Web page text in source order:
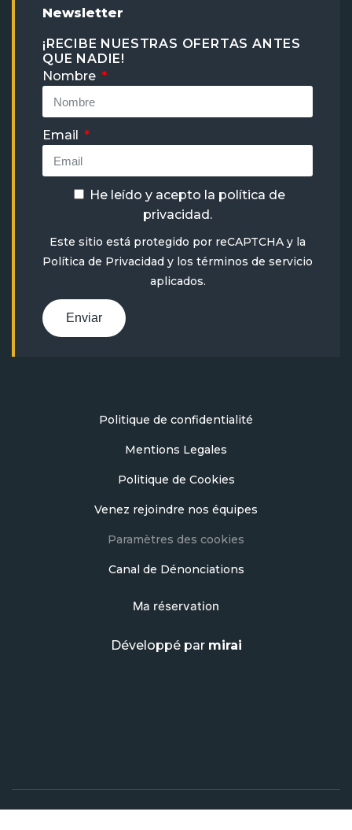
Newsletter
¡RECIBE NUESTRAS OFERTAS ANTES
QUE NADIE!
Nombre
Email
He leído y acepto la política de
privacidad.
Este sitio está protegido por reCAPTCHA y la
Política de Privacidad y los términos de servicio
aplicados.
Enviar
Politique de confidentialité
Mentions Legales
Politique de Cookies
Venez rejoindre nos équipes
Paramètres des cookies
Canal de Dénonciations
Ma réservation
Développé par mirai